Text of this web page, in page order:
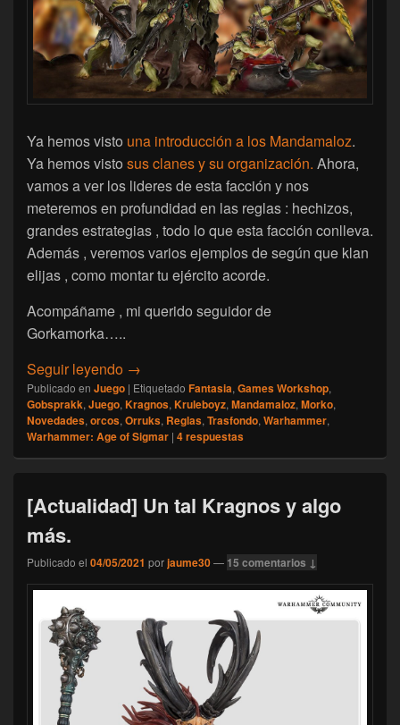
Ya hemos visto una introducción a los Mandamaloz.
Ya hemos visto sus clanes y su organización. Ahora,
vamos a ver los lideres de esta facción y nos
meteremos en profundidad en las reglas : hechizos,
grandes estrategias , todo lo que esta facción conlleva.
Además , veremos varios ejemplos de según que klan
elijas , como montar tu ejército acorde.
Acompáñame , mi querido seguidor de
Gorkamorka…..
Seguir leyendo [Age of Sigmar] Mandamaloz : ¿Como se
→
Publicado en Juego | Etiquetado Fantasia, Games Workshop,
Gobsprakk, Juego, Kragnos, Kruleboyz, Mandamaloz, Morko,
Novedades, orcos, Orruks, Reglas, Trasfondo, Warhammer,
Warhammer: Age of Sigmar | 4respuestas
[Actualidad] Un tal Kragnos y algo
más.
Publicado el 04/05/2021 porjaume30— 15 comentarios ↓